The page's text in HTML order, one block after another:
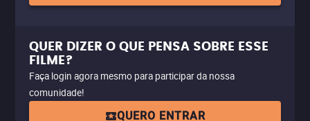
QUER DIZER O QUE PENSA SOBRE ESSE
FILME?
Faça login agora mesmo para participar da nossa
comunidade!
QUERO ENTRAR